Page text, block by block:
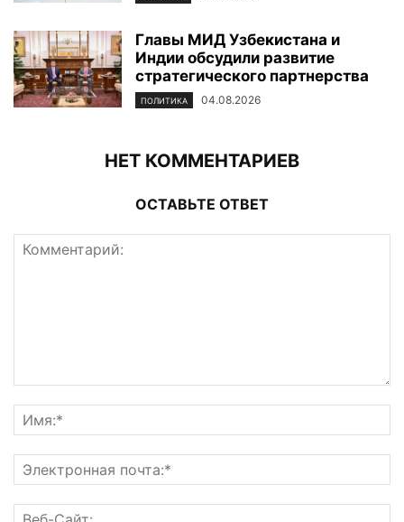
Главы МИД Узбекистана и
Индии обсудили развитие
стратегического партнерства
ПОЛИТИКА 04.08.2026
НЕТ КОММЕНТАРИЕВ
ОСТАВЬТЕ ОТВЕТ